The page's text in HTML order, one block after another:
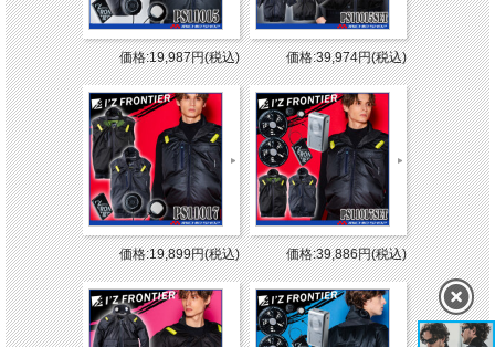
価格:19,987円(税込) 価格:39,974円(税込)
価格:19,899円(税込) 価格:39,886円(税込)